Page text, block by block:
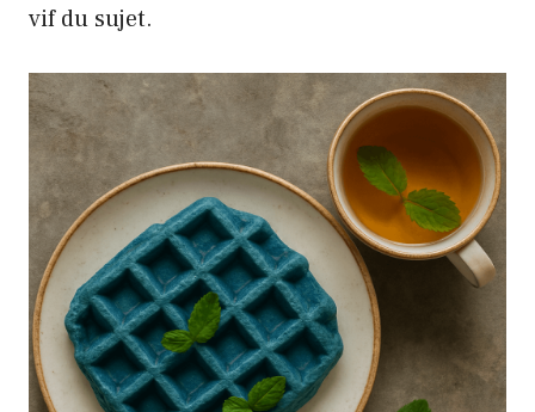
vif du sujet.